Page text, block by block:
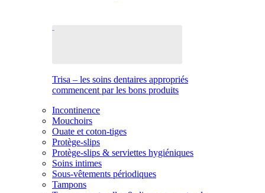
Trisa – les soins dentaires appropriés
commencent par les bons produits
Incontinence
Mouchoirs
Ouate et coton-tiges
Protège-slips
Protège-slips & serviettes hygiéniques
Soins intimes
Sous-vêtements périodiques
Tampons